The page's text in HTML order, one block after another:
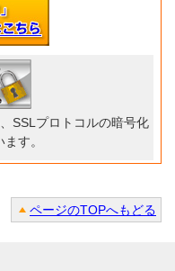
SSLプロトコルの暗号化
す。
ページのTOPへもどる